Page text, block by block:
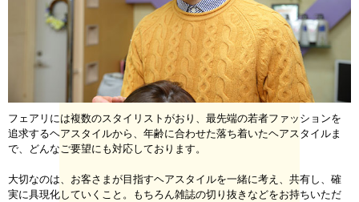
フェアリには複数のスタイリストがおり、最先端の若者ファッションを
追求するヘアスタイルから、年齢に合わせた落ち着いたヘアスタイルま
で、どんなご要望にも対応しております。
大切なのは、お客さまが目指すヘアスタイルを一緒に考え、共有し、確
実に具現化していくこと。もちろん雑誌の切り抜きなどをお持ちいただ